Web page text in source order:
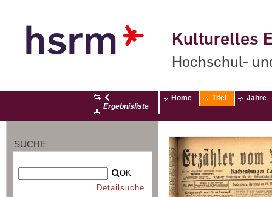
Kulturelles
Hochschul-
Ergebnisliste
Home Titel Jahre
SUCHE
OK
Detailsuche